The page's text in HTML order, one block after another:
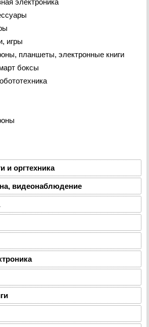
электроника
игры
планшеты, электронные книги
боксы
и оргтехника
видеонаблюдение